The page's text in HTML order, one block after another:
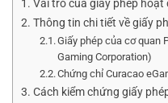
Vai trò của giấy phép hoạt
Thông tin chi tiết về giấy
Giấy phép của cơ quan
Gaming Corporation)
Chứng chỉ Curacao
Cách kiểm chứng giấy